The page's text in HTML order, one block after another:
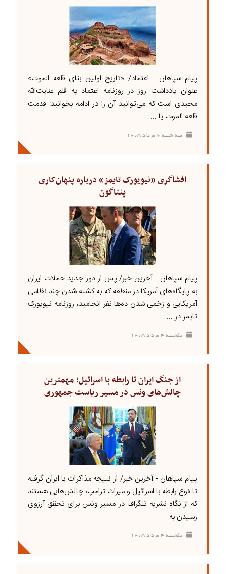
پیام سپاهان - اعتماد/ «تاریخ اولین بنای قلعه الموت»
عنوان یادداشت روز در روزنامه اعتماد به قلم عنایت‌الله
مجیدی است که می‌توانید آن را در ادامه بخوانید: قدمت
قلعه الموت یا ...
سه شنبه ۶ مرداد ۱۴۰۵
افشاگری «نیویورک تایمز» درباره پنهان‌کاری
پنتاگون
پیام سپاهان - آخرین خبر/ پس از دور جدید حملات ایران
به پایگاه‌های آمریکا در منطقه که به کشته شدن چند نظامی
آمریکایی و زخمی شدن ده‌ها نفر انجامید، روزنامه نیویورک
تایمز در ...
يکشنبه ۴ مرداد ۱۴۰۵
از جنگ ایران تا رابطه با اسرائیل؛ مهمترین
چالش‌های ونس در مسیر ریاست جمهوری
پیام سپاهان - آخرین خبر/ از نتیجه مذاکرات با ایران گرفته
تا نوع رابطه با اسرائیل و میراث ترامپ، چالش‌هایی هستند
که از نگاه نشریه تلگراف در مسیر ونس برای تحقق آرزوی
رسیدن به ...
يکشنبه ۴ مرداد ۱۴۰۵